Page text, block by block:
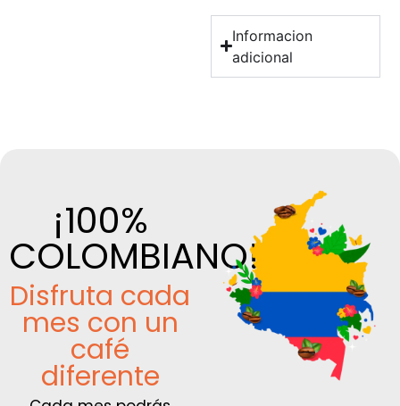
Informacion
adicional
¡100%
COLOMBIANO!
Disfruta cada
mes con un
café
diferente